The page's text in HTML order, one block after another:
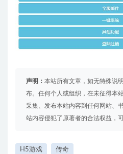
声明： 本站所有文章，如无特殊说
布。任何个人或组织，在未征得本
采集、发布本站内容到任何网站、
站内容侵犯了原著者的合法权益，
H5游戏 传奇